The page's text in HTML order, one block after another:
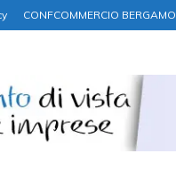
CONFCOMMERCIO BERGAMO